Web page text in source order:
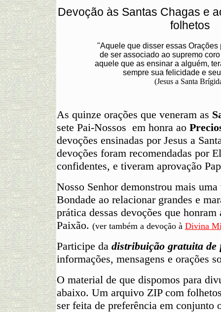
Devoção às Santas Chagas e
folhetos
"Aquele que disser essas Orações
de ser associado ao supremo
aquele que as ensinar a alguém,
sempre sua felicidade e
(Jesus a Santa
As quinze orações que veneram as
sete Pai-Nossos em honra ao
devoções ensinadas por Jesus a
devoções foram recomendadas por
confidentes, e tiveram aprovação
Nosso Senhor demonstrou mais
Bondade ao relacionar grandes e
prática dessas devoções que honram
Paixão. (ver também a devoção à Divina
Participe da distribuição gratuita de
informações, mensagens e orações
O material de que dispomos para
abaixo. Um arquivo ZIP com
ser feita de preferência em conjunto